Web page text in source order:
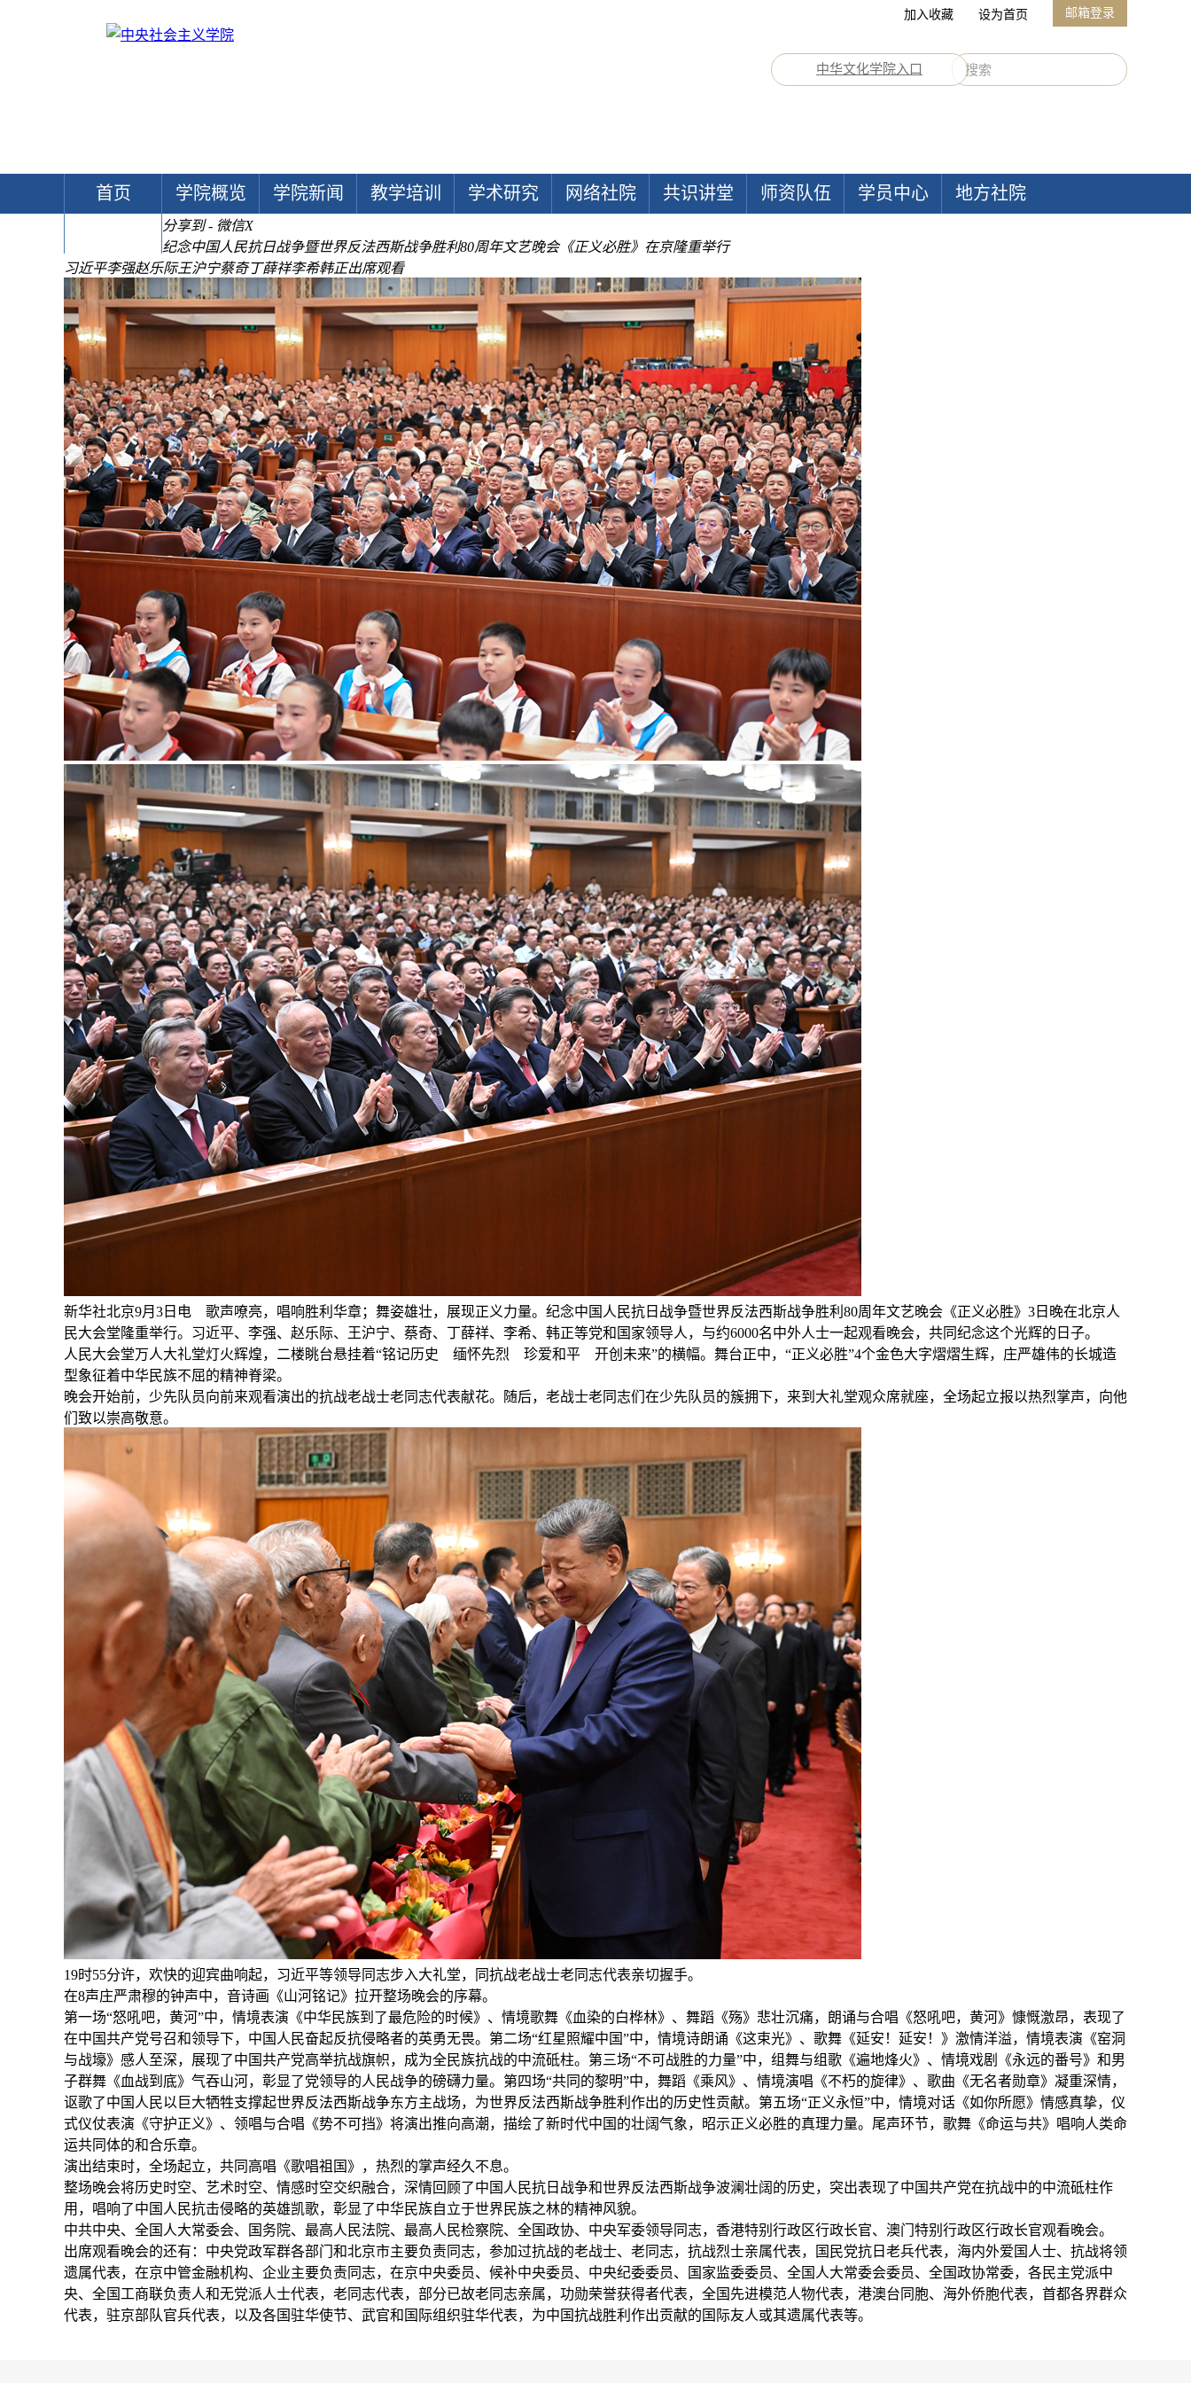
加入收藏 设为首页 邮箱登录
中华文化学院入口
首页 学院概览 学院新闻 教学培训 学术研究 网络社院 共识讲堂 师资队伍 学员中心 地方社院
分享到 - 微信X
纪念中国人民抗日战争暨世界反法西斯战争胜利80周年文艺晚会《正义必胜》在京隆重举行
习近平李强赵乐际王沪宁蔡奇丁薛祥李希韩正出席观看
新华社北京9月3日电 歌声嘹亮，唱响胜利华章；舞姿雄壮，展现正义力量。纪念中国人民抗日战争暨世界反法西斯战争胜利80周年文艺晚会《正义必胜》3日晚在北京人
民大会堂隆重举行。习近平、李强、赵乐际、王沪宁、蔡奇、丁薛祥、李希、韩正等党和国家领导人，与约6000名中外人士一起观看晚会，共同纪念这个光辉的日子。
人民大会堂万人大礼堂灯火辉煌，二楼眺台悬挂着“铭记历史 缅怀先烈 珍爱和平 开创未来”的横幅。舞台正中，“正义必胜”4个金色大字熠熠生辉，庄严雄伟的长城造
型象征着中华民族不屈的精神脊梁。
晚会开始前，少先队员向前来观看演出的抗战老战士老同志代表献花。随后，老战士老同志们在少先队员的簇拥下，来到大礼堂观众席就座，全场起立报以热烈掌声，向他
们致以崇高敬意。
19时55分许，欢快的迎宾曲响起，习近平等领导同志步入大礼堂，同抗战老战士老同志代表亲切握手。
在8声庄严肃穆的钟声中，音诗画《山河铭记》拉开整场晚会的序幕。
第一场“怒吼吧，黄河”中，情境表演《中华民族到了最危险的时候》、情境歌舞《血染的白桦林》、舞蹈《殇》悲壮沉痛，朗诵与合唱《怒吼吧，黄河》慷慨激昂，表现了
在中国共产党号召和领导下，中国人民奋起反抗侵略者的英勇无畏。第二场“红星照耀中国”中，情境诗朗诵《这束光》、歌舞《延安！延安！》激情洋溢，情境表演《窑洞
与战壕》感人至深，展现了中国共产党高举抗战旗帜，成为全民族抗战的中流砥柱。第三场“不可战胜的力量”中，组舞与组歌《遍地烽火》、情境戏剧《永远的番号》和男
子群舞《血战到底》气吞山河，彰显了党领导的人民战争的磅礴力量。第四场“共同的黎明”中，舞蹈《乘风》、情境演唱《不朽的旋律》、歌曲《无名者勋章》凝重深情，
讴歌了中国人民以巨大牺牲支撑起世界反法西斯战争东方主战场，为世界反法西斯战争胜利作出的历史性贡献。第五场“正义永恒”中，情境对话《如你所愿》情感真挚，仪
式仪仗表演《守护正义》、领唱与合唱《势不可挡》将演出推向高潮，描绘了新时代中国的壮阔气象，昭示正义必胜的真理力量。尾声环节，歌舞《命运与共》唱响人类命
运共同体的和合乐章。
演出结束时，全场起立，共同高唱《歌唱祖国》，热烈的掌声经久不息。
整场晚会将历史时空、艺术时空、情感时空交织融合，深情回顾了中国人民抗日战争和世界反法西斯战争波澜壮阔的历史，突出表现了中国共产党在抗战中的中流砥柱作
用，唱响了中国人民抗击侵略的英雄凯歌，彰显了中华民族自立于世界民族之林的精神风貌。
中共中央、全国人大常委会、国务院、最高人民法院、最高人民检察院、全国政协、中央军委领导同志，香港特别行政区行政长官、澳门特别行政区行政长官观看晚会。
出席观看晚会的还有：中央党政军群各部门和北京市主要负责同志，参加过抗战的老战士、老同志，抗战烈士亲属代表，国民党抗日老兵代表，海内外爱国人士、抗战将领
遗属代表，在京中管金融机构、企业主要负责同志，在京中央委员、候补中央委员、中央纪委委员、国家监委委员、全国人大常委会委员、全国政协常委，各民主党派中
央、全国工商联负责人和无党派人士代表，老同志代表，部分已故老同志亲属，功勋荣誉获得者代表，全国先进模范人物代表，港澳台同胞、海外侨胞代表，首都各界群众
代表，驻京部队官兵代表，以及各国驻华使节、武官和国际组织驻华代表，为中国抗战胜利作出贡献的国际友人或其遗属代表等。